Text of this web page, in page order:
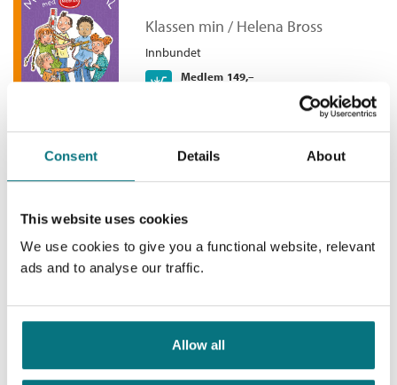
Consent Details About
This website uses cookies
We use cookies to give you a functional website, relevant
ads and to analyse our traffic.
Allow all
Antall sider:
Illustratør:
Originaltittel:
Hjälp, vi kommer för sent
Serienummer:
11
på én gang!
Klassen min / Helena Bross
Innbundet
Medlem 149,–
Kjøp
Klassen min - Innbrudd på
Klassen min /Helena Bross
Innbundet
Ikke medlem 269,–
269,–